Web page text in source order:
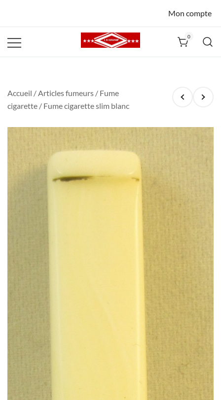
Mon compte
0
Accueil /Articles fumeurs / Fume
cigarette / Fume cigarette slim blanc